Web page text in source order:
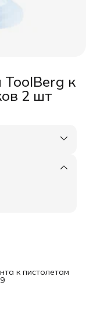
к
2 шт
к пистолетам